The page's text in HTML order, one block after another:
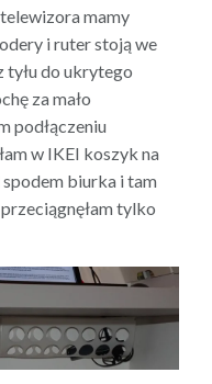
mamy
i ruter stoją we
tyłu do ukrytego
za mało
podłączeniu
w IKEI koszyk na
biurka i tam
tylko